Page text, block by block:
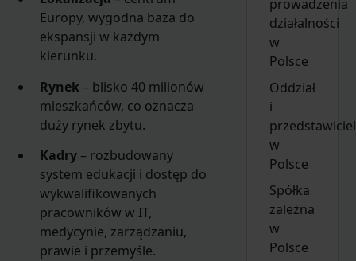
Europy, wygodna baza do
ekspansji w każdym
kierunku.
Rynek – blisko 40 milionów
mieszkańców, co oznacza
duży rynek zbytu.
Kadry – rozbudowany
system edukacji i dostęp do
wykwalifikowanych
pracowników w IT,
medycynie, zarządzaniu,
prawie i przemyśle.
prowadzenia
działalności
w
Polsce
Oddział
i
w
Polsce
Spółka
zależna
w
Polsce